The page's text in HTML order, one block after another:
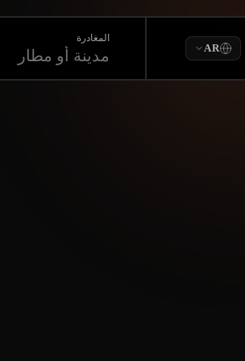
AR
المغادرة
مدينة أو مطار